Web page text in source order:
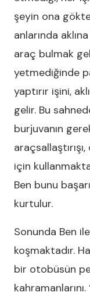
şeyin ona
anlarında
araç bulmak
yetmediğinde
yaptırır işini,
gelir. Bu
burjuvanın
için
Ben bunu
kurtulur.
Sonunda Ben
koşmaktadır.
bir otobüsün